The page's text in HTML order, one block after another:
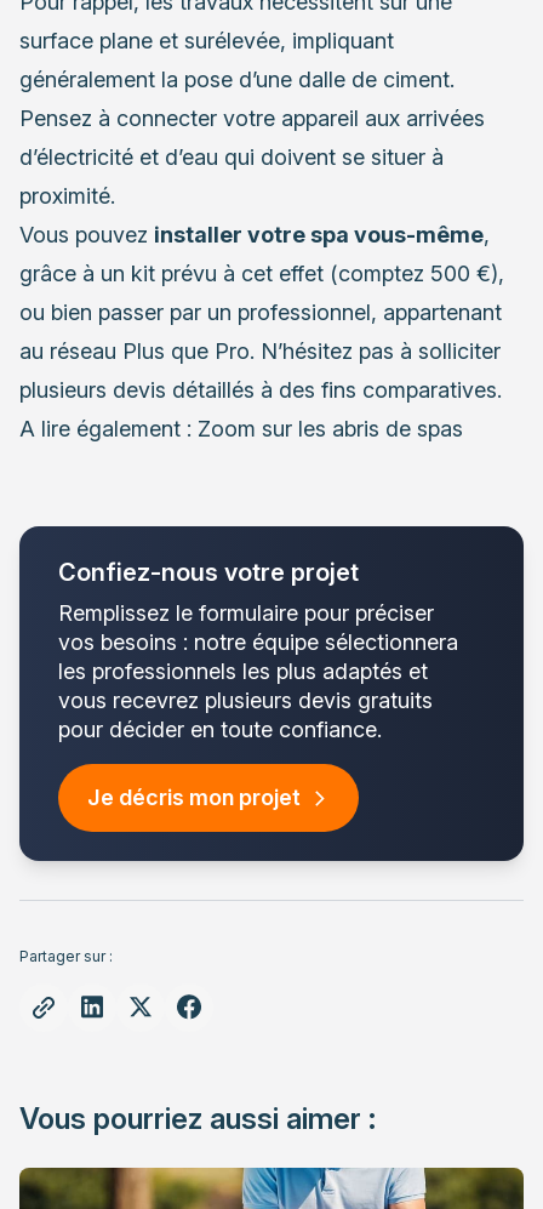
surface plane et surélevée, impliquant
généralement la pose d’une dalle de ciment.
Pensez à connecter votre appareil aux arrivées
d’électricité et d’eau qui doivent se situer à
proximité.
Vous pouvez installer votre spa vous-même,
grâce à un kit prévu à cet effet (comptez 500 €),
ou bien passer par un professionnel, appartenant
au réseau Plus que Pro. N’hésitez pas à solliciter
plusieurs devis détaillés à des fins comparatives.
A lire également : Zoom sur les abris de spas
Confiez-nous votre projet
Remplissez le formulaire pour préciser
vos besoins : notre équipe sélectionnera
les professionnels les plus adaptés et
vous recevrez plusieurs devis gratuits
pour décider en toute confiance.
Je décris mon projet
Partager sur :
Vous pourriez aussi aimer :